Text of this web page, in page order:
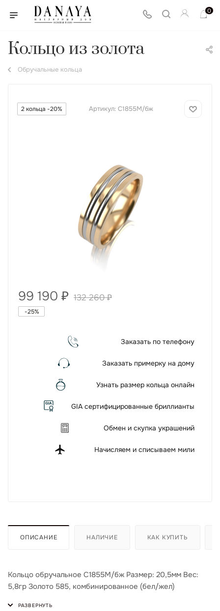
0
Кольцо из золота
Обручальные кольца
2 кольца -20% Артикул: С1855М/бж
99 190 ₽ 132 260₽
-25%
Заказать по телефону
Заказать примерку на дому
Узнать размер кольца онлайн
GIA сертифицированные бриллианты
Обмен и скупка украшений
Начисляем и списываем мили
ОПИСАНИЕ НАЛИЧИЕ КАК КУПИТЬ
Кольцо обручальное С1855М/бж Размер: 20,5мм Вес:
5,8гр Золото 585, комбинированное (бел/жел)